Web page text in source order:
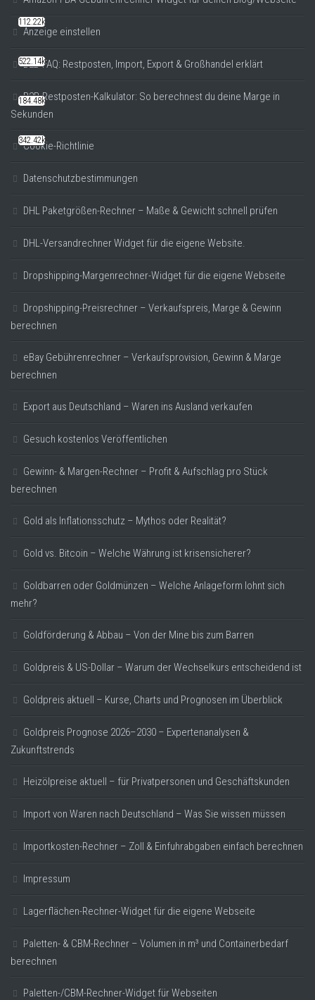
Anzeige einstellen
B2B-FAQ: Restposten, Import, Export & Großhandel erklärt
B2B-Restposten-Kalkulator: So berechnest du deine Marge in
Sekunden
Cookie-Richtlinie
Datenschutzbestimmungen
DHL Paketgrößen-Rechner – Maße & Gewicht schnell prüfen
DHL-Versandrechner Widget für die eigene Website.
Dropshipping-Margenrechner-Widget für die eigene Webseite
Dropshipping-Preisrechner – Verkaufspreis, Marge & Gewinn
berechnen
eBay Gebührenrechner – Verkaufsprovision, Gewinn & Marge
berechnen
Export aus Deutschland – Waren ins Ausland verkaufen
Gesuch kostenlos Veröffentlichen
Gewinn- & Margen-Rechner – Profit & Aufschlag pro Stück
berechnen
Gold als Inflationsschutz – Mythos oder Realität?
Gold vs. Bitcoin – Welche Währung ist krisensicherer?
Goldbarren oder Goldmünzen – Welche Anlageform lohnt sich
mehr?
Goldförderung & Abbau – Von der Mine bis zum Barren
Goldpreis & US-Dollar – Warum der Wechselkurs entscheidend ist
Goldpreis aktuell – Kurse, Charts und Prognosen im Überblick
Goldpreis Prognose 2026–2030 – Expertenanalysen &
Zukunftstrends
Heizölpreise aktuell – für Privatpersonen und Geschäftskunden
Import von Waren nach Deutschland – Was Sie wissen müssen
Importkosten-Rechner – Zoll & Einfuhrabgaben einfach berechnen
Impressum
Lagerflächen-Rechner-Widget für die eigene Webseite
Paletten- & CBM-Rechner – Volumen in m³ und Containerbedarf
berechnen
Paletten-/CBM-Rechner-Widget für Webseiten
112.22k
522.14k
184.48k
342.42k